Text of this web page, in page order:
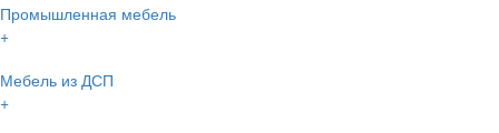
Промышленная мебель
+
Мебель из ДСП
+